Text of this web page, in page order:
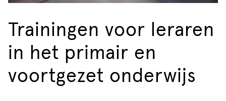
Trainingen voor leraren
in het primair en
voortgezet onderwijs